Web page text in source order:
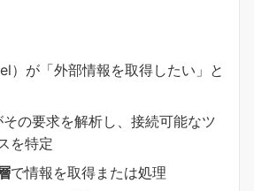
）が「外部情報を取得したい」と
その要求を解析し、接続可能なツ
を特定
で情報を取得または処理